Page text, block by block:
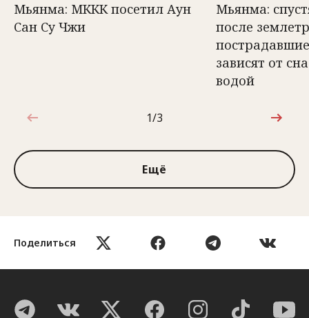
Поделиться
Мьянма: МККК посетил Аун
Сан Су Чжи
Мьянма:
после
зависят от
водой
1 из 3
1/3
Ещё